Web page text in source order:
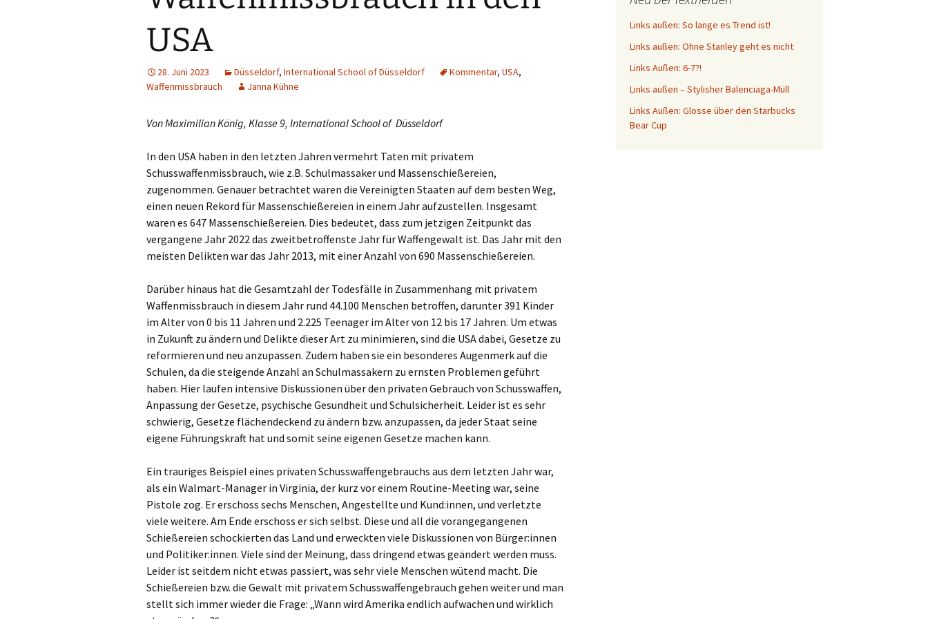
Duisburg
Erkelenz
Erkrath
Geldern
Grefrath
Haan
Hamminkeln
Heiligenhaus
Hückelhoven
Hückeswagen
Jüchen
Kalkar
USA
28. Juni 2023 Düsseldorf, International School of Düsseldorf Kommentar, USA,
Waffenmissbrauch
Janna Kühne
Von Maximilian König, Klasse 9, International School of Düsseldorf
In den USA haben in den letzten Jahren vermehrt Taten mit privatem
Schusswaffenmissbrauch, wie z.B. Schulmassaker und Massenschießereien,
zugenommen. Genauer betrachtet waren die Vereinigten Staaten auf dem besten Weg,
einen neuen Rekord für Massenschießereien in einem Jahr aufzustellen. Insgesamt
waren es 647 Massenschießereien. Dies bedeutet, dass zum jetzigen Zeitpunkt das
vergangene Jahr 2022 das zweitbetroffenste Jahr für Waffengewalt ist. Das Jahr mit den
meisten Delikten war das Jahr 2013, mit einer Anzahl von 690 Massenschießereien.
Darüber hinaus hat die Gesamtzahl der Todesfälle in Zusammenhang mit privatem
Waffenmissbrauch in diesem Jahr rund 44.100 Menschen betroffen, darunter 391 Kinder
im Alter von 0 bis 11 Jahren und 2.225 Teenager im Alter von 12 bis 17 Jahren. Um etwas
in Zukunft zu ändern und Delikte dieser Art zu minimieren, sind die USA dabei, Gesetze zu
reformieren und neu anzupassen. Zudem haben sie ein besonderes Augenmerk auf die
Schulen, da die steigende Anzahl an Schulmassakern zu ernsten Problemen geführt
haben. Hier laufen intensive Diskussionen über den privaten Gebrauch von Schusswaffen,
Anpassung der Gesetze, psychische Gesundheit und Schulsicherheit. Leider ist es sehr
schwierig, Gesetze flächendeckend zu ändern bzw. anzupassen, da jeder Staat seine
eigene Führungskraft hat und somit seine eigenen Gesetze machen kann.
Ein trauriges Beispiel eines privaten Schusswaffengebrauchs aus dem letzten Jahr war,
als ein Walmart-Manager in Virginia, der kurz vor einem Routine-Meeting war, seine
Pistole zog. Er erschoss sechs Menschen, Angestellte und Kund:innen, und verletzte
viele weitere. Am Ende erschoss er sich selbst. Diese und all die vorangegangenen
Schießereien schockierten das Land und erweckten viele Diskussionen von Bürger:innen
und Politiker:innen. Viele sind der Meinung, dass dringend etwas geändert werden muss.
Leider ist seitdem nicht etwas passiert, was sehr viele Menschen wütend macht. Die
Schießereien bzw. die Gewalt mit privatem Schusswaffengebrauch gehen weiter und man
stellt sich immer wieder die Frage: „Wann wird Amerika endlich aufwachen und wirklich
Links außen: So lange es Trend ist!
Links außen: Ohne Stanley geht es nicht
Links Außen: 6-7?!
Links außen – Stylisher Balenciaga-Müll
Links Außen: Glosse über den Starbucks
Bear Cup